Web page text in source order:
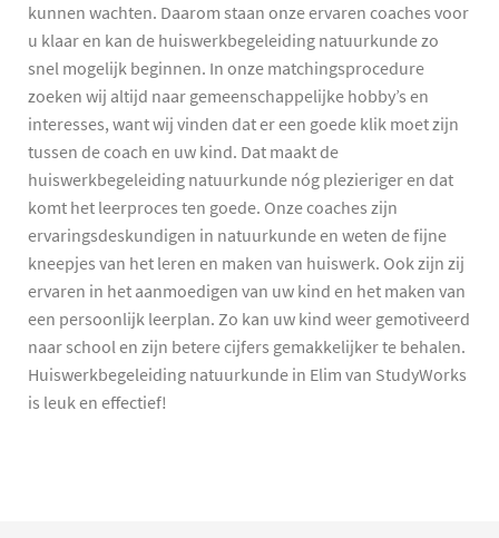
kunnen wachten. Daarom staan onze ervaren coaches voor
u klaar en kan de huiswerkbegeleiding natuurkunde zo
snel mogelijk beginnen. In onze matchingsprocedure
zoeken wij altijd naar gemeenschappelijke hobby’s en
interesses, want wij vinden dat er een goede klik moet zijn
tussen de coach en uw kind. Dat maakt de
huiswerkbegeleiding natuurkunde nóg plezieriger en dat
komt het leerproces ten goede. Onze coaches zijn
ervaringsdeskundigen in natuurkunde en weten de fijne
kneepjes van het leren en maken van huiswerk. Ook zijn zij
ervaren in het aanmoedigen van uw kind en het maken van
een persoonlijk leerplan. Zo kan uw kind weer gemotiveerd
naar school en zijn betere cijfers gemakkelijker te behalen.
Huiswerkbegeleiding natuurkunde in Elim van StudyWorks
is leuk en effectief!